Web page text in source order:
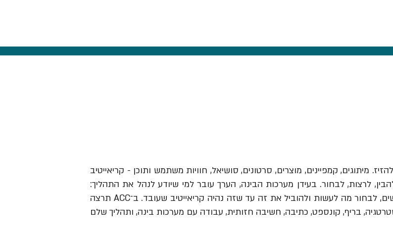
מיתוגים, קמפיינים, מוצרים, סרטונים, סושיאל, חוויות משתמש ותוכן - קריאייטיב
לרצות, לבחור. בעידן מערכות הבינה, הערך עובר למי שיודע לנהל את התהליך:
לזהות תובנה, לבנות בריף וכיוון, להבין מותגים ואנשים, לבחור מה לעשות ולהוביל את זה עד שזה נהיה קריאייטיב שעובד. ב־ACC תרצה
בריף, קונספט, כתיבה, חשיבה חזותית, עבודה עם מערכות בינה, ותהליך שלם